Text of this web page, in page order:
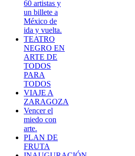
60 artistas y
un billete a
México de
ida y vuelta.
TEATRO
NEGRO EN
ARTE DE
TODOS
PARA
TODOS
VIAJE A
ZARAGOZA
Vencer el
miedo con
arte.
PLAN DE
FRUTA